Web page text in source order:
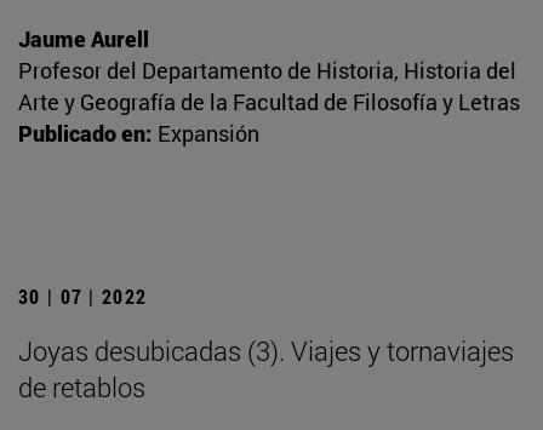
Jaume Aurell
Profesor del Departamento de Historia, Historia del
Arte y Geografía de la Facultad de Filosofía y Letras
Publicado en: Expansión
30 | 07 | 2022
Joyas desubicadas (3). Viajes y tornaviajes
de retablos